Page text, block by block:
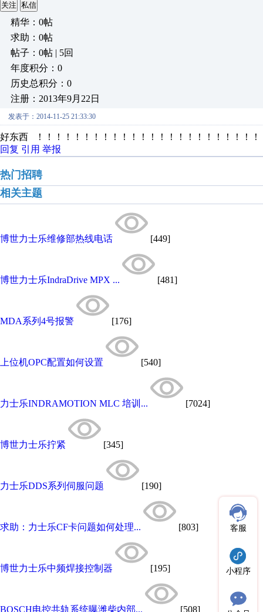
关注 私信
精华：0帖
求助：0帖
帖子：0帖 | 5回
年度积分：0
历史总积分：0
注册：2013年9月22日
发表于：2014-11-25 21:33:30
好东西 ！！！！！！！！！！！！！！！！！！！！！！！！
回复 引用 举报
热门招聘
相关主题
博世力士乐维修部热线电话 [449]
博世力士乐IndraDrive MPX ... [481]
MDA系列4号报警 [176]
上位机OPC配置如何设置 [540]
力士乐INDRAMOTION MLC 培训... [7024]
博世力士乐拧紧 [345]
力士乐DDS系列伺服问题 [190]
求助：力士乐CF卡问题如何处理... [803]
博世力士乐中频焊接控制器 [195]
BOSCH电控共轨系统曝潍柴内部... [508]
客服
小程序